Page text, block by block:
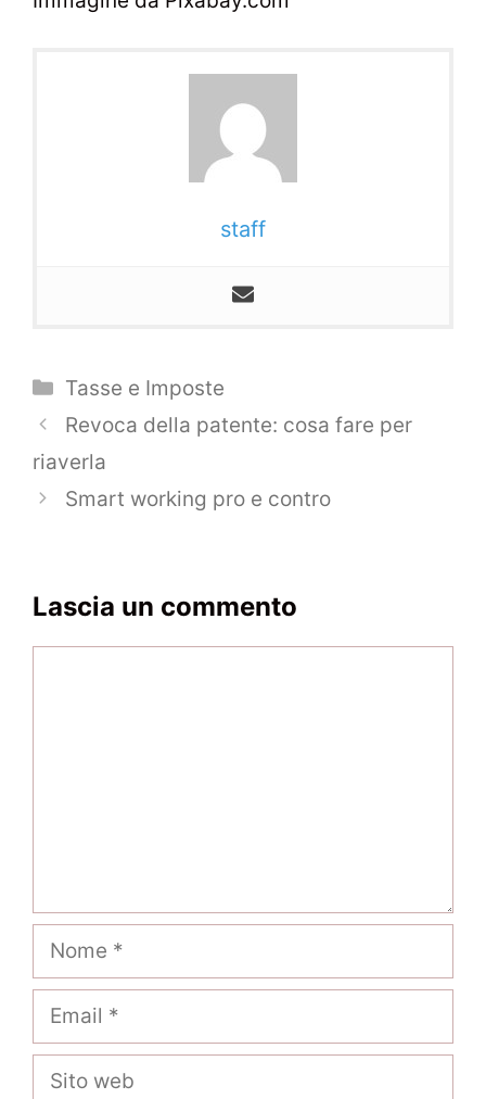
staff
Categorie
Tasse e Imposte
Navigazione
articolo
Revoca della patente: cosa fare per
riaverla
Smart working pro e contro
Lascia un commento
Nome
Email
Sito